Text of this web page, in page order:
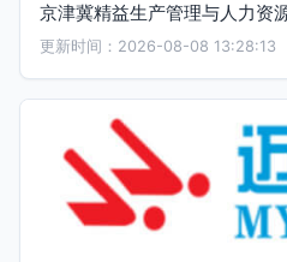
京津冀精益生产管理与人力资
更新时间：2026-08-08 13:28:13